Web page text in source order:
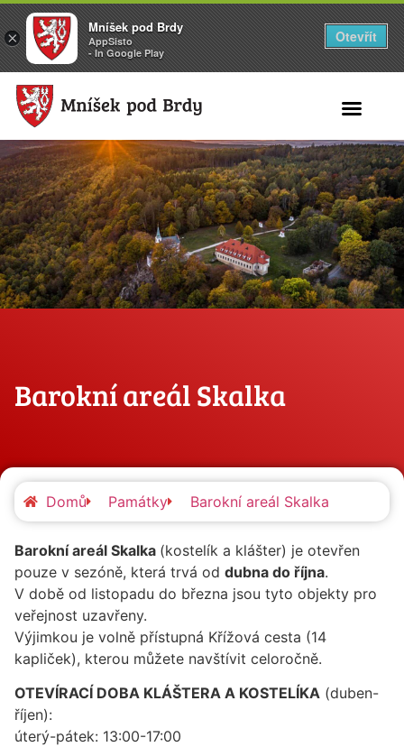
Barokní areál Skalka
Domů Památky Barokní areál Skalka
Barokní areál Skalka (kostelík a klášter) je otevřen
pouze v sezóně, která trvá od dubna do října.
V době od listopadu do března jsou tyto objekty pro
veřejnost uzavřeny.
Výjimkou je volně přístupná Křížová cesta (14
kapliček), kterou můžete navštívit celoročně.
OTEVÍRACÍ DOBA KLÁŠTERA A KOSTELÍKA (duben-
říjen):
úterý-pátek: 13:00-17:00
×
Mníšek pod Brdy
AppSisto
- In Google Play
Otevřít